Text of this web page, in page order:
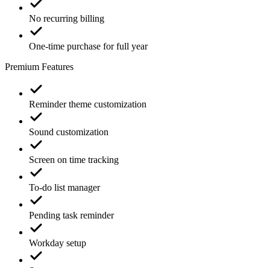
No recurring billing
One-time purchase for full year
Premium Features
Reminder theme customization
Sound customization
Screen on time tracking
To-do list manager
Pending task reminder
Workday setup